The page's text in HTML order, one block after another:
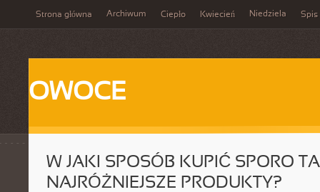
Strona główna Archiwum Ciepło Kwiecień Niedziela Spis
OWOCE
W JAKI SPOSÓB KUPIĆ SPORO
NAJRÓŻNIEJSZE PRODUKTY?